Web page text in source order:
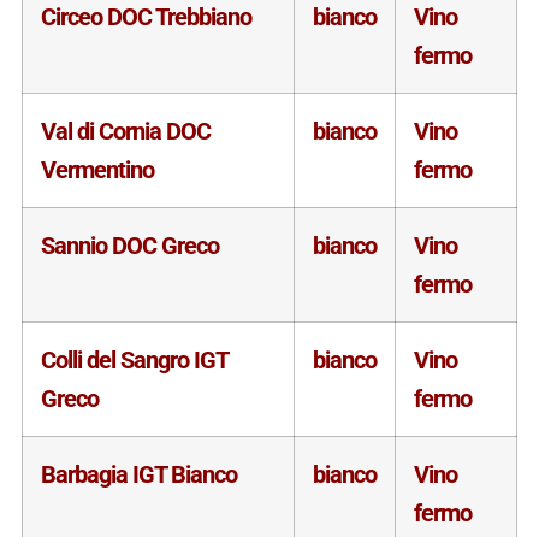
Circeo DOC Trebbiano bianco
Vino
fermo
Val di Cornia DOC
Vermentino
bianco
Vino
fermo
Sannio DOC Greco bianco
Vino
fermo
Colli del Sangro IGT
Greco
bianco
Vino
fermo
Barbagia IGT Bianco bianco
Vino
fermo